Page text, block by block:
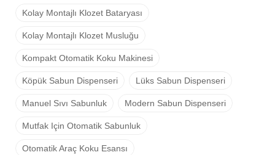
Kolay Montajlı Klozet Bataryası
Kolay Montajlı Klozet Musluğu
Kompakt Otomatik Koku Makinesi
Köpük Sabun Dispenseri Lüks Sabun Dispenseri
Manuel Sıvı Sabunluk Modern Sabun Dispenseri
Mutfak Için Otomatik Sabunluk
Otomatik Araç Koku Esansı